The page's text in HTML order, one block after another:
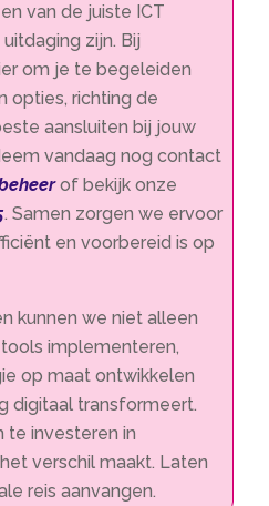
van de juiste ICT
zijn. Bij
om je te begeleiden
opties, richting de
aansluiten bij jouw
vandaag nog contact
of bekijk onze
. Samen zorgen we ervoor
en voorbereid is op
kunnen we niet alleen
implementeren,
op maat ontwikkelen
digitaal transformeert.
te investeren in
verschil maakt. Laten
reis aanvangen.